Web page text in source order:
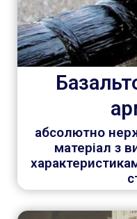
абсолютно
матеріал з